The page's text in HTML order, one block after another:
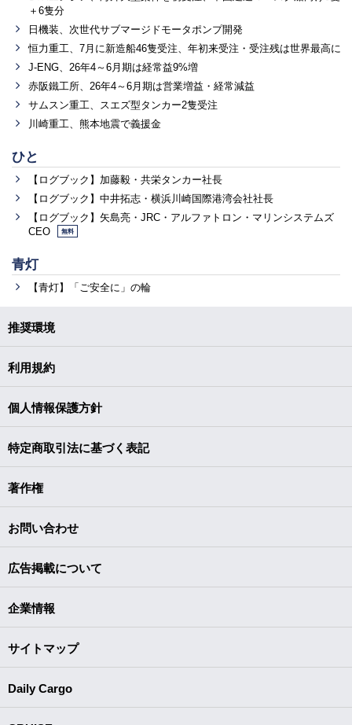
＋6隻分
日機装、次世代サブマージドモータポンプ開発
恒力重工、7月に新造船46隻受注、年初来受注・受注残は世界最高に
J-ENG、26年4～6月期は経常益9%増
赤阪鐵工所、26年4～6月期は営業増益・経常減益
サムスン重工、スエズ型タンカー2隻受注
川崎重工、熊本地震で義援金
ひと
【ログブック】加藤毅・共栄タンカー社長
【ログブック】中井拓志・横浜川崎国際港湾会社社長
【ログブック】矢島亮・JRC・アルファトロン・マリンシステムズ
CEO
無料
青灯
【青灯】「ご安全に」の輪
推奨環境
利用規約
個人情報保護方針
特定商取引法に基づく表記
著作権
お問い合わせ
広告掲載について
企業情報
サイトマップ
Daily Cargo